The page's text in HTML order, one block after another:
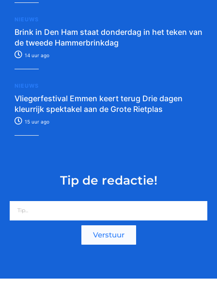
NIEUWS
Brink in Den Ham staat donderdag in het teken van
de tweede Hammerbrinkdag
14 uur ago
NIEUWS
Vliegerfestival Emmen keert terug Drie dagen
kleurrijk spektakel aan de Grote Rietplas
15 uur ago
Tip de redactie!
Verstuur